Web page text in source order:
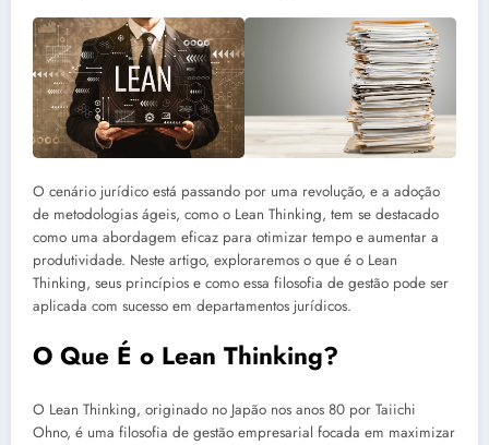
O cenário jurídico está passando por uma revolução, e a adoção
de metodologias ágeis, como o Lean Thinking, tem se destacado
como uma abordagem eficaz para otimizar tempo e aumentar a
produtividade. Neste artigo, exploraremos o que é o Lean
Thinking, seus princípios e como essa filosofia de gestão pode ser
aplicada com sucesso em departamentos jurídicos.
O Que É o Lean Thinking?
O Lean Thinking, originado no Japão nos anos 80 por Taiichi
Ohno, é uma filosofia de gestão empresarial focada em maximizar